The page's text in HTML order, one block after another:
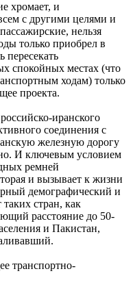
хромает, и
с другими целями и
нельзя
только приобрел в
пересекать
спокойных местах (что
ходам) только
проекта.
иранского
соединения с
железную дорогу
И ключевым условием
ремней
и вызывает к жизни
демографический и
стран, как
расстояние до 50-
и Пакистан,
транспортно-